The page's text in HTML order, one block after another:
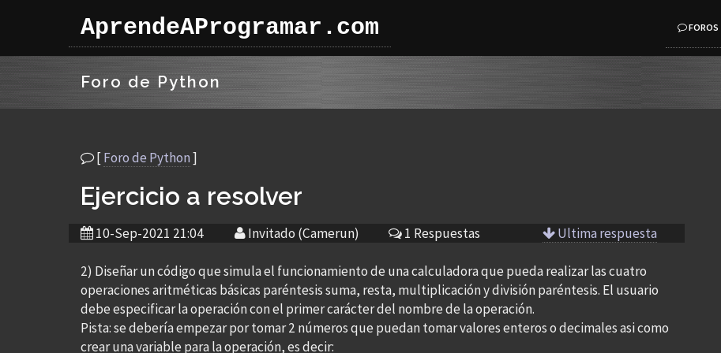
AprendeAProgramar.com FOROS
Foro de Python
[Foro de Python]
Ejercicio a resolver
10-Sep-2021 21:04 Invitado (Camerun) 1 Respuestas Ultima respuesta
2) Diseñar un código que simula el funcionamiento de una calculadora que pueda realizar las cuatro
operaciones aritméticas básicas paréntesis suma, resta, multiplicación y división paréntesis. El usuario
debe especificar la operación con el primer carácter del nombre de la operación.
Pista: se debería empezar por tomar 2 números que puedan tomar valores enteros o decimales asi como
crear una variable para la operación, es decir: